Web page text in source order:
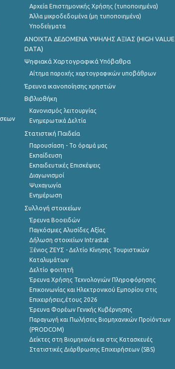
Αρχεία Επιστημονικής Χρήσης (τυποποιημένα)
Άλλα μικροδεδομένα (μη τυποποιημένα)
Υποδείγματα
ANOIXTA ΔΕΔΟΜΕΝΑ ΥΨΗΛΗΣ ΑΞΙΑΣ (HIGH VALUE
DATA)
Ψηφιακά Χαρτογραφικά Υπόβαθρα
Αίτημα παροχής χαρτογραφικών υποβάθρων
Έρευνα ικανοποίησης χρηστών
Βιβλιοθήκη
Κανονισμός λειτουργίας
Ενημερωτικά Δελτία
Στατιστική Παιδεία
Παρουσίαση - Το όραμά μας
Εκπαίδευση
Εκπαιδευτικές Επισκέψεις
Διαγωνισμοί
Ψυχαγωγία
Ενημέρωση
Συλλογή στοιχείων
Έρευνα Βοοειδών
Παγκόσμιες Αλυσίδες Αξίας
Δήλωση στοιχείων Intrastat
Ξένιος ΖΕΥΣ - Δελτίο Κίνησης Τουριστικών
Καταλυμάτων
Δελτίο φοιτητή
Έρευνα Χρήσης Τεχνολογιών Πληροφόρησης
Επικοινωνίας και Ηλεκτρονικού Εμπορίου στις
Επιχειρήσεις,έτους 2026
Έρευνα Φορέων Γενικής Κυβέρνησης
Παραγωγή και Πωλήσεις Βιομηχανικών Προϊόντων
(PRODCOM)
Δείκτες στη Βιομηχανία και στις Κατασκευές
Στατιστικές Διάρθρωσης Επιχειρήσεων (SBS)